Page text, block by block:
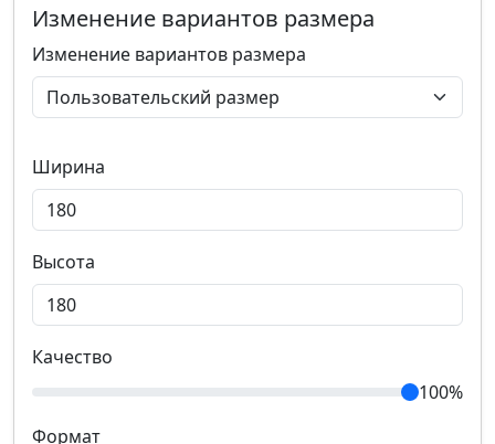
Изменение вариантов размера
Изменение вариантов размера
Ширина
Высота
Качество
100%
Формат